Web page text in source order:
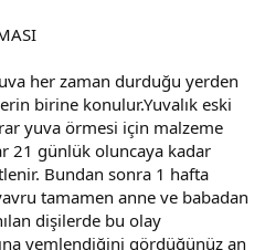
her zaman durduğu yerden
birine konulur.Yuvalık eski
yuva örmesi için malzeme
21 günlük oluncaya kadar
Bundan sonra 1 hafta
tamamen anne ve babadan
dişilerde bu olay
yemlendiğini gördüğünüz an